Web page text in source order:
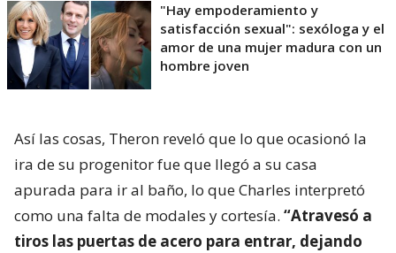
"Hay empoderamiento y
satisfacción sexual": sexóloga y el
amor de una mujer madura con un
hombre joven
Así las cosas, Theron reveló que lo que ocasionó la
ira de su progenitor fue que llegó a su casa
apurada para ir al baño, lo que Charles interpretó
como una falta de modales y cortesía. “Atravesó a
tiros las puertas de acero para entrar, dejando